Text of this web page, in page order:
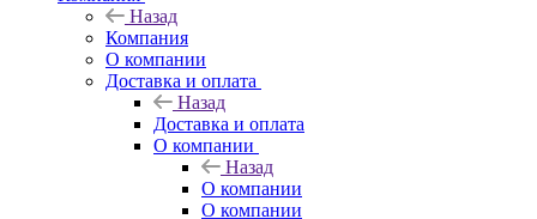
Назад
Компания
О компании
Доставка и оплата
Назад
Доставка и оплата
О компании
Назад
О компании
О компании